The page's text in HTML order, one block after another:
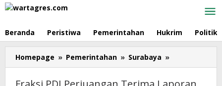
Skip
Beranda Peristiwa Pemerintahan Hukrim Politik
Homepage » Pemerintahan » Surabaya »
PDI